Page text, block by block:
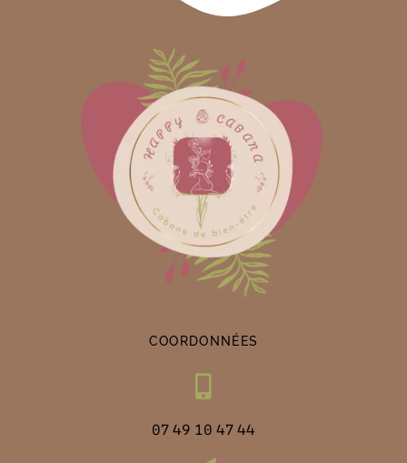
COORDONNÉES
07 49 10 47 44